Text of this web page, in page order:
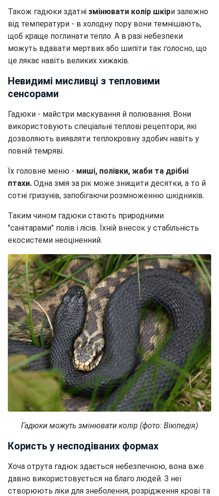
Також гадюки здатні змінювати колір шкіри залежно
від температури - в холодну пору вони темнішають,
щоб краще поглинати тепло. А в разі небезпеки
можуть вдавати мертвих або шипіти так голосно, що
це лякає навіть великих хижаків.
Невидимі мисливці з тепловими
сенсорами
Гадюки - майстри маскування й полювання. Вони
використовують спеціальні теплові рецептори, які
дозволяють виявляти теплокровну здобич навіть у
повній темряві.
Їх головне меню - миші, полівки, жаби та дрібні
птахи. Одна змія за рік може знищити десятки, а то й
сотні гризунів, запобігаючи розмноженню шкідників.
Таким чином гадюки стають природними
"санітарами" полів і лісів. Їхній внесок у стабільність
екосистеми неоціненний.
Гадюки можуть змінювати колір (фото: Вікіпедія)
Користь у несподіваних формах
Хоча отрута гадюк здається небезпечною, вона вже
давно використовується на благо людей. З неї
створюють ліки для знеболення, розрідження крові та